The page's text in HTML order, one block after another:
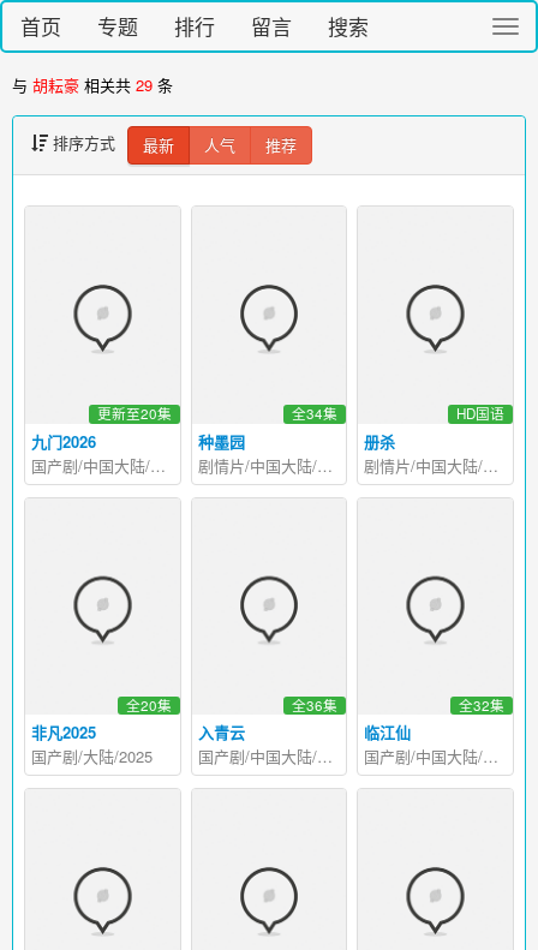
切
换
首页 专题 排行 留言 搜索
与 胡耘豪 相关共 29 条
排序方式 最新 人气 推荐
九门2026
更新至20集
国产剧/中国大陆/2026
种墨园
全34集
剧情片/中国大陆/2026
册杀
HD国语
剧情片/中国大陆/2025
非凡2025
全20集
国产剧/大陆/2025
入青云
全36集
国产剧/中国大陆/2025
临江仙
全32集
国产剧/中国大陆/2025